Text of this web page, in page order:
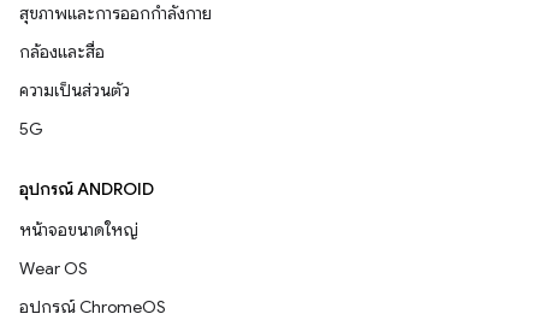
สุขภาพและการออกกำลังกาย
กล้องและสื่อ
ความเป็นส่วนตัว
5G
อุปกรณ์ ANDROID
หน้าจอขนาดใหญ่
Wear OS
อุปกรณ์ ChromeOS